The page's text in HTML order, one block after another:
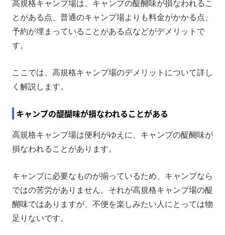
高規格キャンプ場は、キャンプの醍醐味が損なわれるこ
とがある点、普通のキャンプ場よりも料金がかかる点、
予約が埋まっていることがある点などがデメリットで
す。
ここでは、高規格キャンプ場のデメリットについて詳し
く解説します。
キャンプの醍醐味が損なわれることがある
高規格キャンプ場は便利がゆえに、キャンプの醍醐味が
損なわれることがあります。
キャンプに必要なものが揃っているため、キャンプなら
ではの苦労がありません。それが高規格キャンプ場の醍
醐味ではありますが、不便を楽しみたい人にとっては物
足りないです。